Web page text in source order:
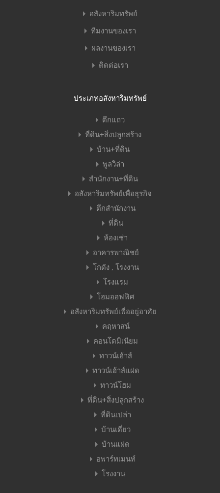
อสังหาริมทรัพย์
ทีมงานของเรา
ผลงานของเรา
ติดต่อเรา
ประเภทอสังหาริมทรัพย์
ตึกแถว
ที่ดิน+สิ่งปลูกสร้าง
บ้าน+ที่ดิน
พูลวิล่า
สำนักงาน+ที่ดิน
อสังหาริมทรัพย์เพื่อธุรกิจ
ตึกสำนักงาน
ที่ดิน
ห้องเช่า
อาคารพาณิชย์
โกดัง , โรงงาน
โรงแรม
โฮมออฟฟิศ
อสังหาริมทรัพย์เพื่ออยู่อาศัย
คฤหาสน์
คอนโดมิเนียม
ทาวน์เฮ้าส์
ทาวน์เฮ้าส์แฝด
ทาวน์โฮม
ที่ดิน+สิ่งปลูกสร้าง
ที่ดินเปล่า
บ้านเดี่ยว
บ้านแฝด
อพาร์ทเมนท์
โรงงาน